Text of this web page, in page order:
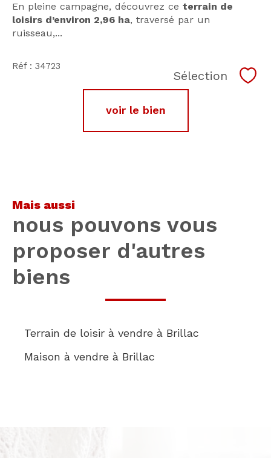
En pleine campagne, découvrez ce terrain de
loisirs d’environ 2,96 ha, traversé par un
ruisseau,...
Réf : 34723
Sélection
voir le bien
mais aussi
nous pouvons vous
proposer d'autres
biens
Terrain de loisir à vendre à Brillac
Maison à vendre à Brillac